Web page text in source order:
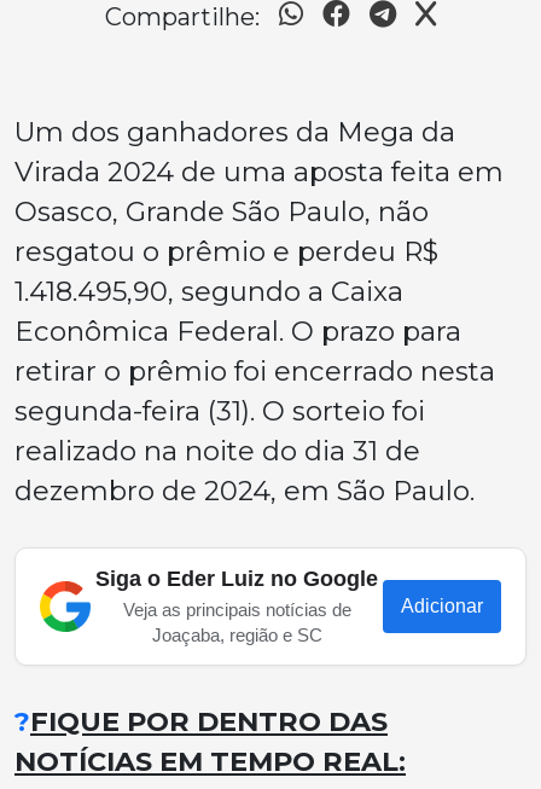
Compartilhe:
Um dos ganhadores da Mega da
Virada 2024 de uma aposta feita em
Osasco, Grande São Paulo, não
resgatou o prêmio e perdeu R$
1.418.495,90, segundo a Caixa
Econômica Federal. O prazo para
retirar o prêmio foi encerrado nesta
segunda-feira (31). O sorteio foi
realizado na noite do dia 31 de
dezembro de 2024, em São Paulo.
Siga o Eder Luiz no Google
Veja as principais notícias de
Joaçaba, região e SC
Adicionar
?FIQUE POR DENTRO DAS
NOTÍCIAS EM TEMPO REAL: